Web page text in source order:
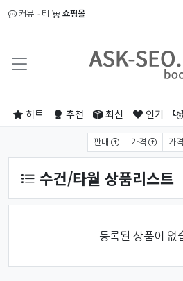
커뮤니티 쇼핑몰
히트 추천 최신 인기
판매 가격 가격
수건/타월 상품리스트
등록된 상품이 없